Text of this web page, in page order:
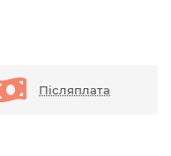
Післяплата